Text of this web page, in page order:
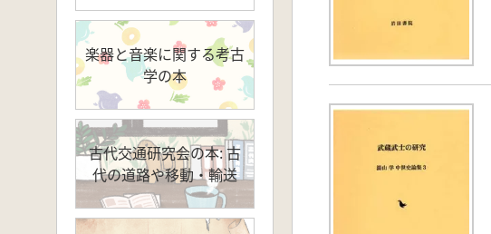
楽器と音楽に関する考古
学の本
古代交通研究会の本: 古
代の道路や移動・輸送